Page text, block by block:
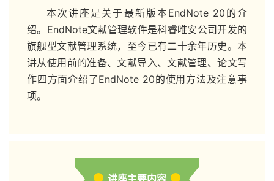
本次讲座是关于最新版本EndNote 20的介
绍。 EndNote文献管理软件是科睿唯安公司开发的
旗舰型文献管理系统，至今已有二十余年历史。本
讲从使用前的准备、文献导入、文献管理、论文写
作四方面介绍了EndNote 20的使用方法及注意事
项。
讲座主要内容